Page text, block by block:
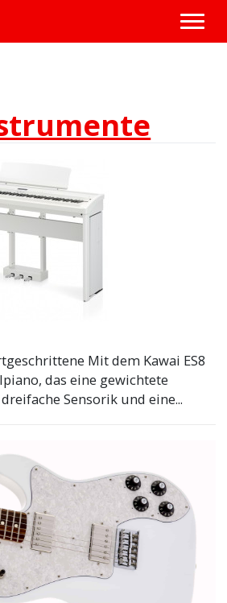
Mit dem Kawai ES8
das eine gewichtete
Sensorik und eine...